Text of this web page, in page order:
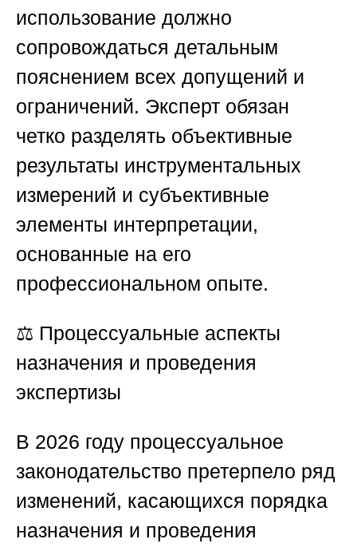
использование должно
сопровождаться детальным
пояснением всех допущений и
ограничений. Эксперт обязан
четко разделять объективные
результаты инструментальных
измерений и субъективные
элементы интерпретации,
основанные на его
профессиональном опыте.
⚖️ Процессуальные аспекты
назначения и проведения
экспертизы
В 2026 году процессуальное
законодательство претерпело ряд
изменений, касающихся порядка
назначения и проведения